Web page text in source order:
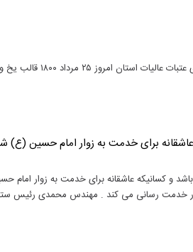
برای خدمت به زوار امام حسین (ع)
و کسانیکه عاشقانه برای خدمت به زوار
هستند. این موکب روزانه به حدود ۳ هزار نفر از زوار خدمت رسانی می کند . مهندس محمدی